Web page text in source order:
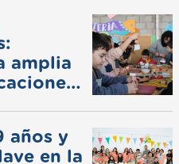
amplia
años y
en la